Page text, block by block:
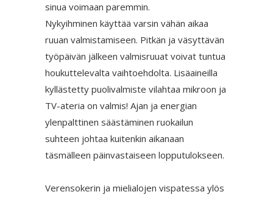
sinua voimaan paremmin.
Nykyihminen käyttää varsin vähän aikaa
ruuan valmistamiseen. Pitkän ja väsyttävän
työpäivän jälkeen valmisruuat voivat tuntua
houkuttelevalta vaihtoehdolta. Lisäaineilla
kyllästetty puolivalmiste vilahtaa mikroon ja
TV-ateria on valmis! Ajan ja energian
ylenpalttinen säästäminen ruokailun
suhteen johtaa kuitenkin aikanaan
täsmälleen päinvastaiseen lopputulokseen.
Verensokerin ja mielialojen vispatessa ylös